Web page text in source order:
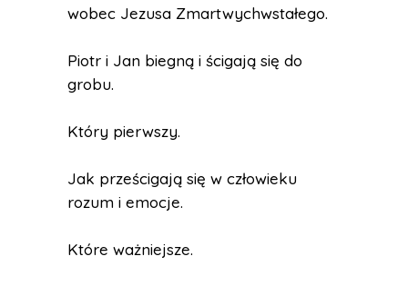
wobec Jezusa Zmartwychwstałego.
Piotr i Jan biegną i ścigają się do
grobu.
Który pierwszy.
Jak prześcigają się w człowieku
rozum i emocje.
Które ważniejsze.